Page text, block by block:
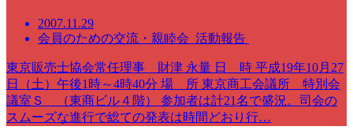
2007.11.29
会員のための交流・親睦会 活動報告
東京販売士協会常任理事 財津 永量 日 時 平成19年10月27
日（土）午後1時～4時40分 場 所 東京商工会議所 特別会
議室Ｓ （東商ビル４階） 参加者は計21名で盛況。司会の
スムーズな進行で総ての発表は時間どおり行…